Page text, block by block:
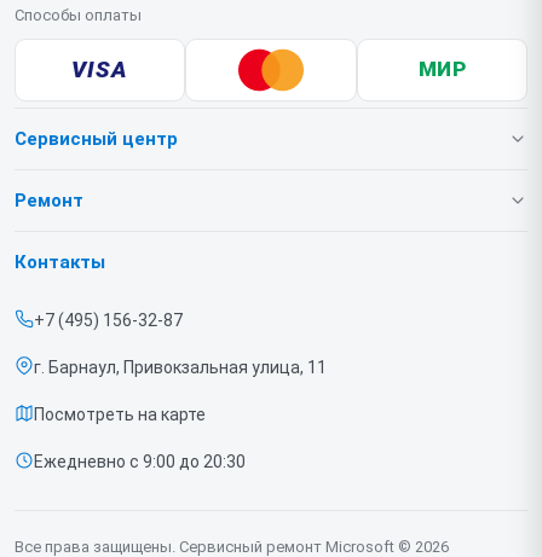
Способы оплаты
VISA МИР
Сервисный центр
О нашем сервисе
Срочный ремонт
Доставка и способы оплаты
Диагностика
Контакты
Ремонт
Игровых приставок
Контакты
+7 (495) 156-32-87
г. Барнаул, Привокзальная улица, 11
Посмотреть на карте
Ежедневно с 9:00 до 20:30
Все права защищены. Сервисный ремонт Microsoft © 2026